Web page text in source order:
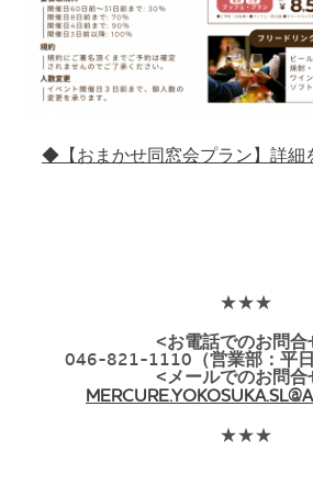
◆【おまかせ同窓会プラン】詳
★★★
<お電話でのお問合
046-821-1110（営業部：平
<メールでのお問合
★★★